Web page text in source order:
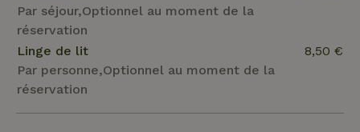
Par séjour,Optionnel au moment de la
réservation
Linge de lit
Par personne,Optionnel au moment de la
réservation
8,50 €